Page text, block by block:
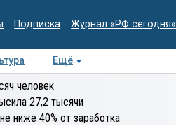
Подписка Журнал «РФ сегодня»
Ещё
Колумнисты
человек
27,2 тысячи
ниже 40% от заработка